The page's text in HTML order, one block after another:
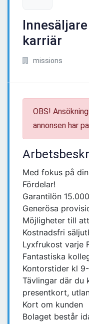
karriär
missions
OBS!
annonsen har
Med fokus på
Fördelar!
Garantilön
Generösa
Möjligheter till
Kostnadsfri
Lyxfrukost varje
Fantastiska
Kontorstider kl
Tävlingar där du
presentkort,
Kort om kunden
Bolaget består